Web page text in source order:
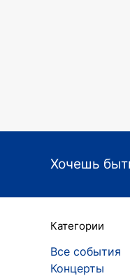
Хочешь
Категории
Все события
Концерты